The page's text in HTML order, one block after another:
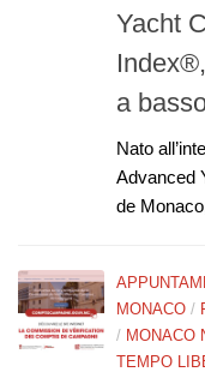
Yacht
a
Nato
Advanced
de
MONACO /
/ MONACO
TEMPO